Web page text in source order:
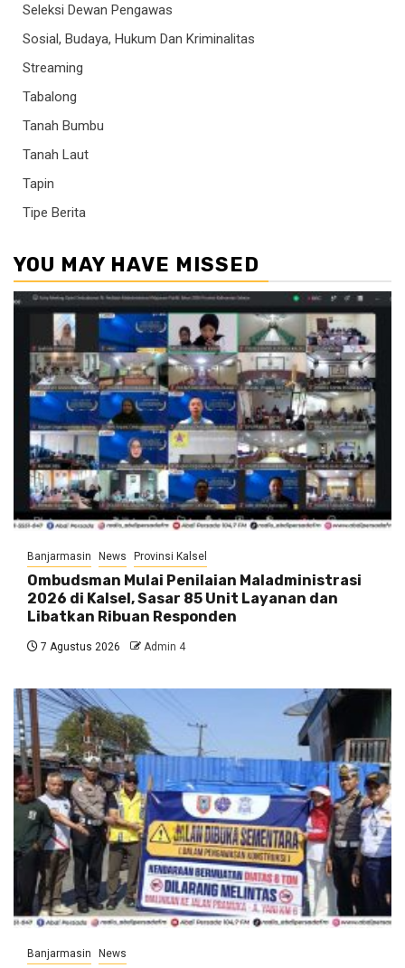
Seleksi Dewan Pengawas
Sosial, Budaya, Hukum Dan Kriminalitas
Streaming
Tabalong
Tanah Bumbu
Tanah Laut
Tapin
Tipe Berita
YOU MAY HAVE MISSED
Banjarmasin News Provinsi Kalsel
Ombudsman Mulai Penilaian Maladministrasi
2026 di Kalsel, Sasar 85 Unit Layanan dan
Libatkan Ribuan Responden
7 Agustus 2026 Admin 4
Banjarmasin News